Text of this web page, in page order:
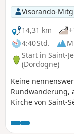
Visorando-
14,31 km
4:40 Std.
Start in Saint-
(Dordogne)
Keine
Rundwanderung,
Kirche von Saint-
kleinen Straßen